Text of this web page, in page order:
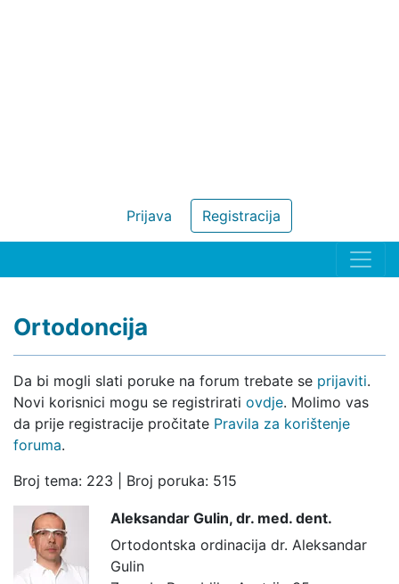
Registracija
Prijava
Ortodoncija
Da bi mogli slati poruke na forum trebate se prijaviti.
Novi korisnici mogu se registrirati ovdje. Molimo vas
da prije registracije pročitate Pravila za korištenje
foruma.
Broj tema: 223 | Broj poruka: 515
Aleksandar Gulin, dr. med. dent.
Ortodontska ordinacija dr. Aleksandar
Gulin